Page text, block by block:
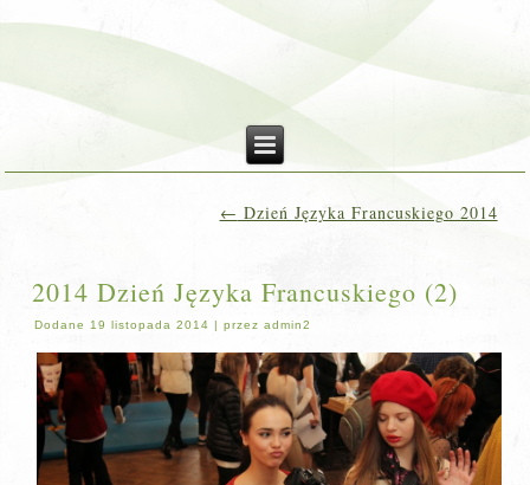
← Dzień Języka Francuskiego 2014
2014 Dzień Języka Francuskiego (2)
Dodane 19 listopada 2014 |przez admin2